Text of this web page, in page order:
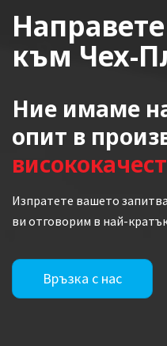
към Чех-
Ние имаме
опит в
Изпратете вашето
ви отговорим в най-
Връзка с нас